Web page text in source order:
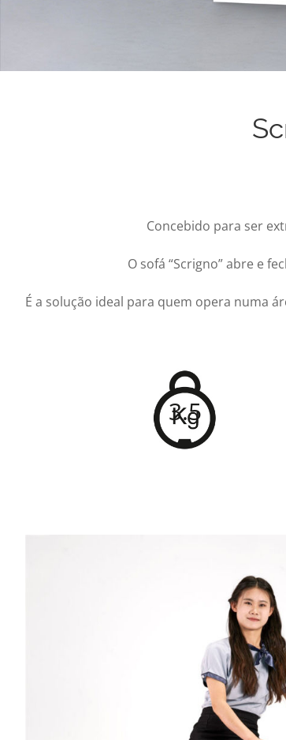
Concebido para ser
O sofá “Scrigno” abre e
É a solução ideal para quem opera numa
3.5